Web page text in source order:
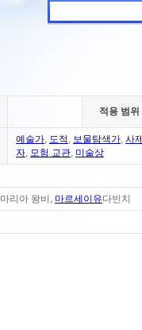
적용 범위
예술가, 도적 , 보물탐색가, 사제
자, 모험 교관, 미술상
마리아 왕비, 마르세이유다빈치